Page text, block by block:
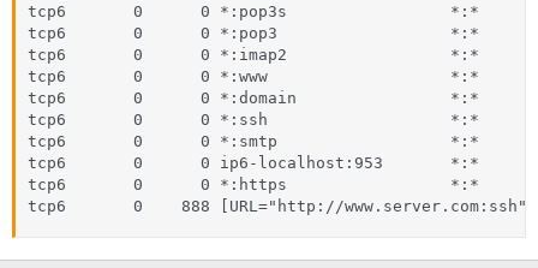
tcp6       0      0 *:pop3s                 *:*
tcp6       0      0 *:pop3                  *:*
tcp6       0      0 *:imap2                 *:*
tcp6       0      0 *:www                   *:*
tcp6       0      0 *:domain                *:*
tcp6       0      0 *:ssh                   *:*
tcp6       0      0 *:smtp                  *:*
tcp6       0      0 ip6-localhost:953       *:*
tcp6       0      0 *:https                 *:*
tcp6       0    888 [URL="http://